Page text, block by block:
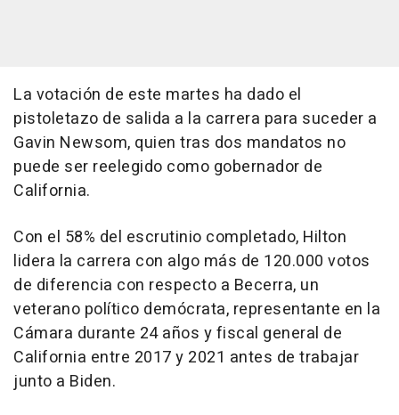
La votación de este martes ha dado el
pistoletazo de salida a la carrera para suceder a
Gavin Newsom, quien tras dos mandatos no
puede ser reelegido como gobernador de
California.
Con el 58% del escrutinio completado, Hilton
lidera la carrera con algo más de 120.000 votos
de diferencia con respecto a Becerra, un
veterano político demócrata, representante en la
Cámara durante 24 años y fiscal general de
California entre 2017 y 2021 antes de trabajar
junto a Biden.